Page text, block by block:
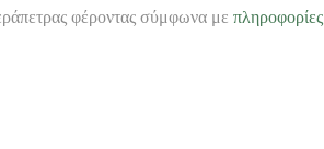
φέροντας σύμφωνα με πληροφορίες